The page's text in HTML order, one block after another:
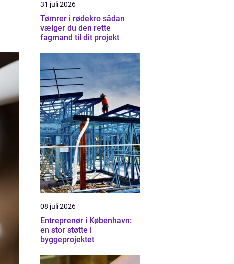
31 juli 2026
Tømrer i rødekro sådan
vælger du den rette
fagmand til dit projekt
08 juli 2026
Entreprenør i København:
en stor støtte i
byggeprojektet